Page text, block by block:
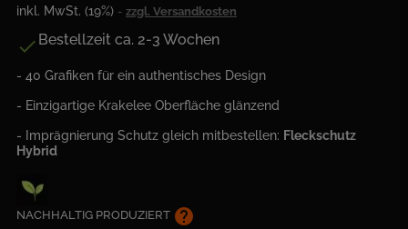
inkl. MwSt. (19%)
zzgl. Versandkosten
 Bestellzeit ca. 2-3 Wochen
- 40 Grafiken für ein authentisches Design
- Einzigartige Krakelee Oberfläche glänzend
- Imprägnierung Schutz gleich mitbestellen: Fleckschutz
Hybrid
NACHHALTIG PRODUZIERT help